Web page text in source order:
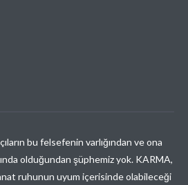
bu felsefenin varlığından ve ona
olduğundan şüphemiz yok. KARMA,
ruhunun uyum içerisinde olabileceği